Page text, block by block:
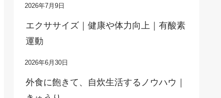
2026年7月9日
エクササイズ｜健康や体力向上｜有酸素
運動
2026年6月30日
外食に飽きて、自炊生活するノウハウ｜